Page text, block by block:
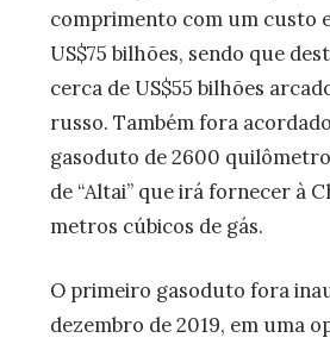
comprimento com um custo
US$75 bilhões, sendo que
cerca de US$55 bilhões
russo. Também fora
gasoduto de 2600
de “Altai” que irá fornecer à
metros cúbicos de gás.
O primeiro gasoduto fora
dezembro de 2019, em uma